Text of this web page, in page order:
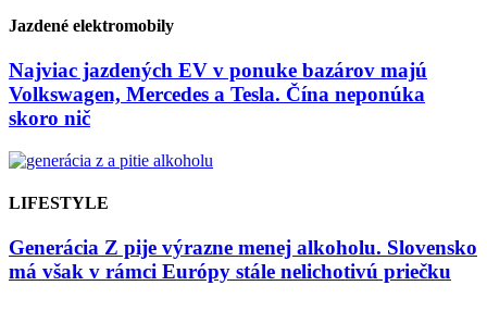
Jazdené elektromobily
Najviac jazdených EV v ponuke bazárov majú
Volkswagen, Mercedes a Tesla. Čína neponúka
skoro nič
LIFESTYLE
Generácia Z pije výrazne menej alkoholu. Slovensko
má však v rámci Európy stále nelichotivú priečku